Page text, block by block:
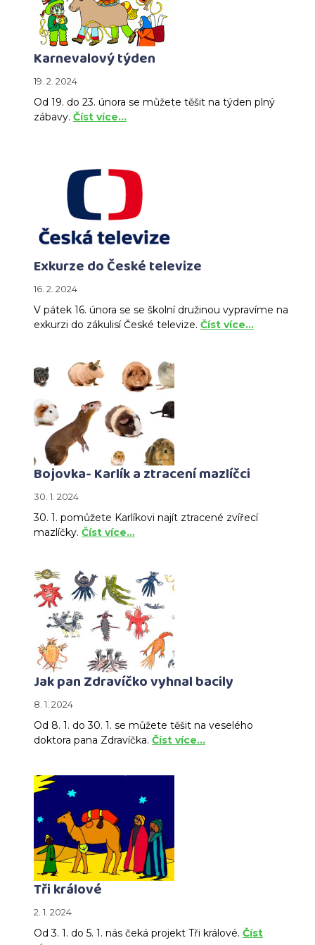
Karnevalový týden
19. 2. 2024
Od 19. do 23. února se můžete těšit na týden plný
zábavy. Číst více…
Exkurze do České televize
16. 2. 2024
V pátek 16. února se se školní družinou vypravíme na
exkurzi do zákulisí České televize. Číst více…
Bojovka- Karlík a ztracení mazlíčci
30. 1. 2024
30. 1. pomůžete Karlíkovi najít ztracené zvířecí
mazlíčky. Číst více…
Jak pan Zdravíčko vyhnal bacily
8. 1. 2024
Od 8. 1. do 30. 1. se můžete těšit na veselého
doktora pana Zdravíčka. Číst více…
Tři králové
2. 1. 2024
Od 3. 1. do 5. 1. nás čeká projekt Tři králové. Číst